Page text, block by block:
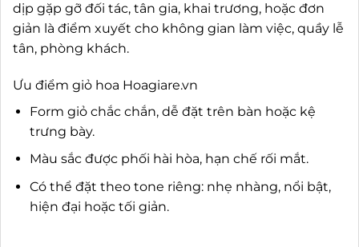
dịp gặp gỡ đối tác, tân gia, khai trương, hoặc đơn
giản là điểm xuyết cho không gian làm việc, quầy lễ
tân, phòng khách.
Ưu điểm giỏ hoa Hoagiare.vn
Form giỏ chắc chắn, dễ đặt trên bàn hoặc kệ
trưng bày.
Màu sắc được phối hài hòa, hạn chế rối mắt.
Có thể đặt theo tone riêng: nhẹ nhàng, nổi bật,
hiện đại hoặc tối giản.